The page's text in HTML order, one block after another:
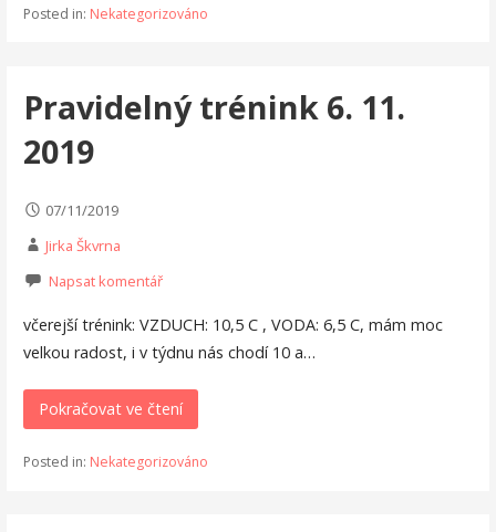
Posted in: Nekategorizováno
Pravidelný trénink 6. 11.
2019
07/11/2019
Jirka Škvrna
Napsat komentář
včerejší trénink: VZDUCH: 10,5 C , VODA: 6,5 C, mám moc
velkou radost, i v týdnu nás chodí 10 a…
Pokračovat ve čtení
Posted in: Nekategorizováno